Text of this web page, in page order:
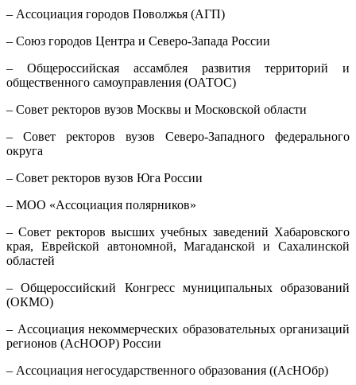
– Ассоциация городов Поволжья (АГП)
– Союз городов Центра и Северо-Запада России
– Общероссийская ассамблея развития территорий и
общественного самоуправления (ОАТОС)
– Совет ректоров вузов Москвы и Московской области
– Совет ректоров вузов Северо-Западного федерального
округа
– Совет ректоров вузов Юга России
– МОО «Ассоциация полярников»
– Совет ректоров высших учебных заведений Хабаровского
края, Еврейской автономной, Магаданской и Сахалинской
областей
– Общероссийский Конгресс муниципальных образований
(ОКМО)
– Ассоциация некоммерческих образовательных организаций
регионов (АсНООР) России
– Ассоциация негосударственного образования ((АсНОбр)